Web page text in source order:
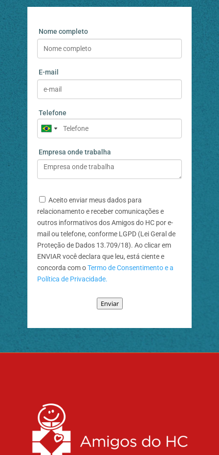
Nome completo
E-mail
Telefone
Empresa onde trabalha
Aceito enviar meus dados para
relacionamento e receber comunicações e
outros informativos dos Amigos do HC por e-
mail ou telefone, conforme LGPD (Lei Geral de
Proteção de Dados 13.709/18). Ao clicar em
ENVIAR você declara que leu, está ciente e
concorda com oTermo de Consentimento e a
Polí­tica de Privacidade.
Enviar